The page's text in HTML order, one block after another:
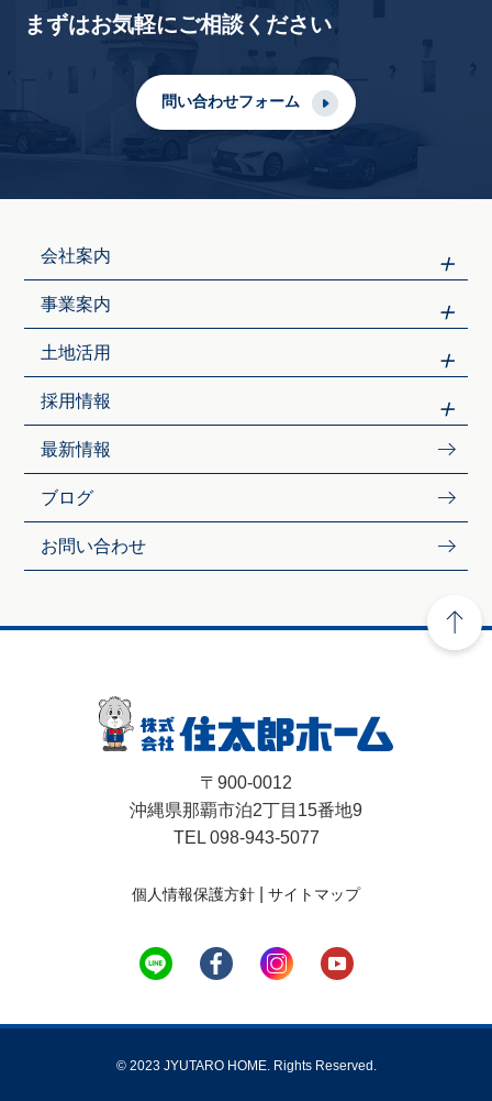
まずはお気軽にご相談ください
問い合わせフォーム
会社案内
事業案内
土地活用
採用情報
最新情報
ブログ
お問い合わせ
〒900-0012
沖縄県那覇市泊2丁目15番地9
TEL 098-943-5077
個人情報保護方針 サイトマップ
© 2023 JYUTARO HOME. Rights Reserved.